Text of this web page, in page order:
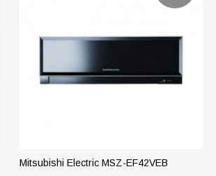
Mitsubishi Electric MSZ-EF42VEB